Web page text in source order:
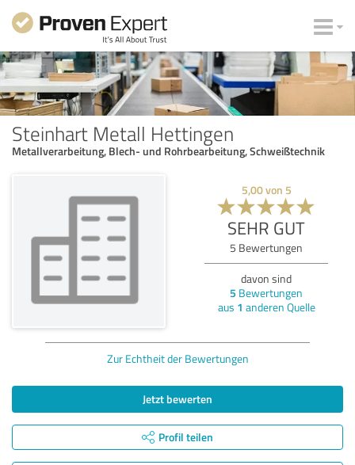
Steinhart Metall Hettingen
Metallverarbeitung, Blech- und Rohrbearbeitung, Schweißtechnik
5,00von 5
SEHR GUT
5 Bewertungen
davon sind
5 Bewertungen
aus 1 anderen Quelle
Zur Echtheit der Bewertungen
Jetzt bewerten
Profil teilen